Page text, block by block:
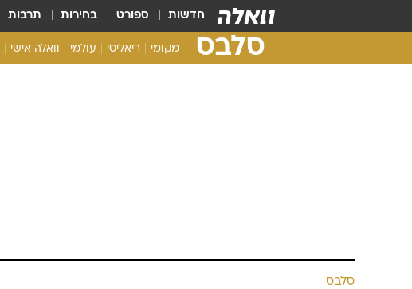
חדשות ספורט בחירות תרבות
סלבס מקומי ריאליטי עולמי וואלה אישי
סלבס